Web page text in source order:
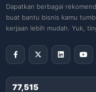
Dapatkan berbagai
buat bantu bisnis kamu
kerjaan lebih mudah. Yuk,
77,515